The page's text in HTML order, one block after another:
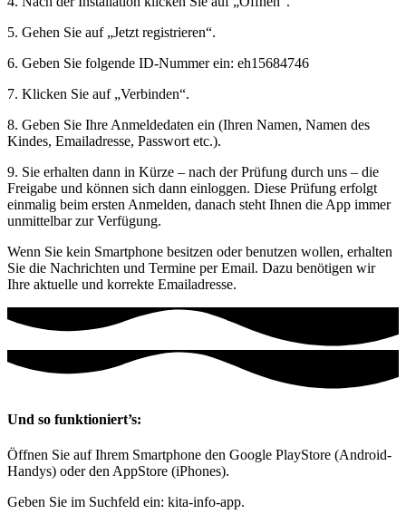
5. Gehen Sie auf „Jetzt registrieren“.
6. Geben Sie folgende ID-Nummer ein: eh15684746
7. Klicken Sie auf „Verbinden“.
8. Geben Sie Ihre Anmeldedaten ein (Ihren Namen, Namen des
Kindes, Emailadresse, Passwort etc.).
9. Sie erhalten dann in Kürze – nach der Prüfung durch uns – die
Freigabe und können sich dann einloggen. Diese Prüfung erfolgt
einmalig beim ersten Anmelden, danach steht Ihnen die App immer
unmittelbar zur Verfügung.
Wenn Sie kein Smartphone besitzen oder benutzen wollen, erhalten
Sie die Nachrichten und Termine per Email. Dazu benötigen wir
Ihre aktuelle und korrekte Emailadresse.
Und so funktioniert’s:
Öffnen Sie auf Ihrem Smartphone den Google PlayStore (Android-
Handys) oder den AppStore (iPhones).
Geben Sie im Suchfeld ein: kita-info-app.